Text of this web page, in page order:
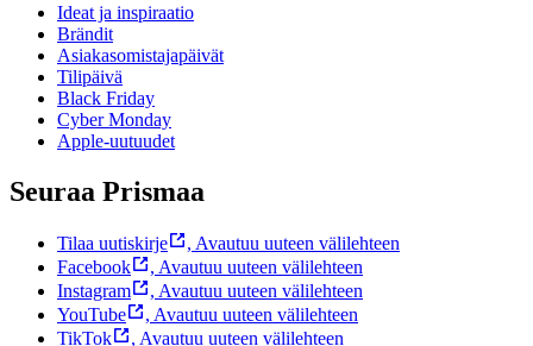
Ideat ja inspiraatio
Brändit
Asiakasomistajapäivät
Tilipäivä
Black Friday
Cyber Monday
Apple-uutuudet
Seuraa Prismaa
Tilaa uutiskirje , Avautuu uuteen välilehteen
Facebook
, Avautuu uuteen välilehteen
Instagram
, Avautuu uuteen välilehteen
YouTube
, Avautuu uuteen välilehteen
TikTok
, Avautuu uuteen välilehteen